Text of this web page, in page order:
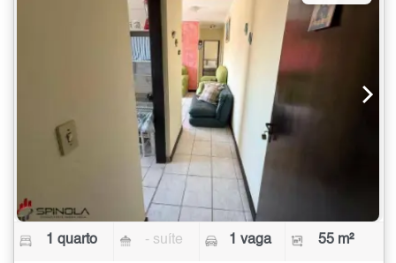
1 quarto - suíte 1 vaga 55 m²